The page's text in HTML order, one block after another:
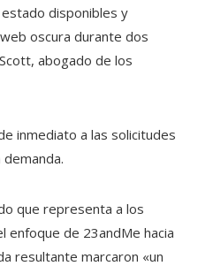
disponibles y
oscura durante dos
abogado de los
inmediato a las solicitudes
que representa a los
enfoque de 23andMe hacia
resultante marcaron «un